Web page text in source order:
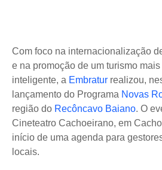
Com foco na internacionalização
e na promoção de um turismo
inteligente, a Embratur realizou,
lançamento do Programa Novas
região do Recôncavo Baiano. O
Cineteatro Cachoeirano, em
início de uma agenda para
locais.